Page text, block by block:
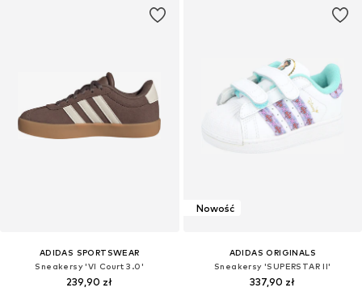
ADIDAS SPORTSWEAR
Sneakersy 'VI Court 3.0'
239,90 zł
Nowość
ADIDAS ORIGINALS
Sneakersy 'SUPERSTAR II'
337,90 zł